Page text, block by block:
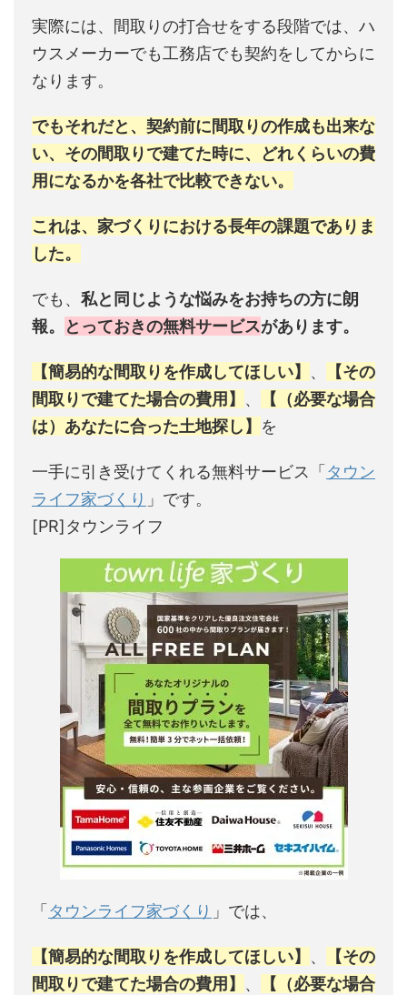
実際には、間取りの打合せをする段階では、ハ
ウスメーカーでも工務店でも契約をしてからに
なります。
でもそれだと、契約前に間取りの作成も出来な
い、その間取りで建てた時に、どれくらいの費
用になるかを各社で比較できない。
これは、家づくりにおける長年の課題でありま
した。
でも、 私と同じような悩みをお持ちの方に朗
報。
とっておきの無料サービスがあります。
【簡易的な間取りを作成してほしい】 、
【その
間取りで建てた場合の費用】 、
【（必要な場合
は）あなたに合った土地探し】 を
一手に引き受けてくれる無料サービス「 タウン
ライフ家づくり 」です。
[PR]タウンライフ
「 タウンライフ家づくり 」では、
【簡易的な間取りを作成してほしい】 、
【その
間取りで建てた場合の費用】 、
【（必要な場合